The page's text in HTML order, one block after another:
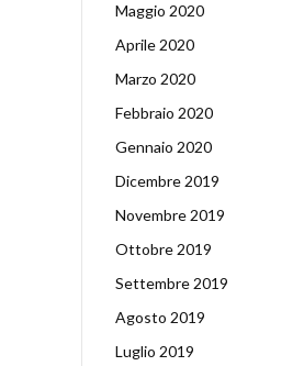
Maggio 2020
Aprile 2020
Marzo 2020
Febbraio 2020
Gennaio 2020
Dicembre 2019
Novembre 2019
Ottobre 2019
Settembre 2019
Agosto 2019
Luglio 2019